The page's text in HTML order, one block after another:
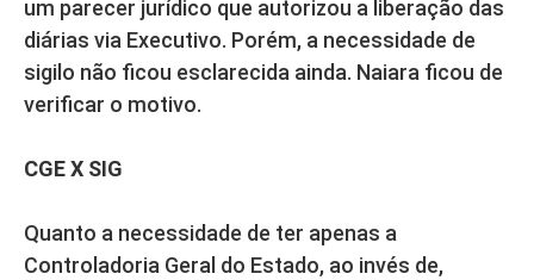
um parecer jurídico que autorizou a liberação das
diárias via Executivo. Porém, a necessidade de
sigilo não ficou esclarecida ainda. Naiara ficou de
verificar o motivo.
CGE X SIG
Quanto a necessidade de ter apenas a
Controladoria Geral do Estado, ao invés de,